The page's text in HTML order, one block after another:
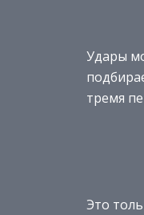
Удары
тремя
Это